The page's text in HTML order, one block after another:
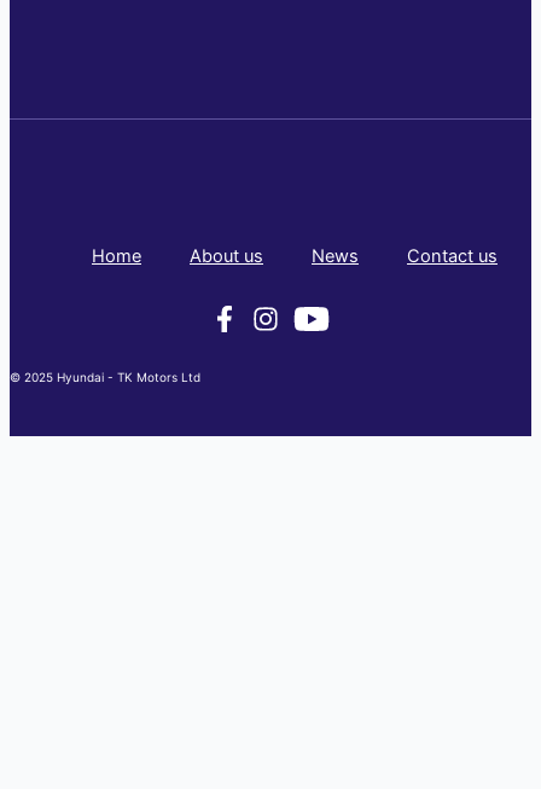
Home About us News Contact us
© 2025 Hyundai - TK Motors Ltd